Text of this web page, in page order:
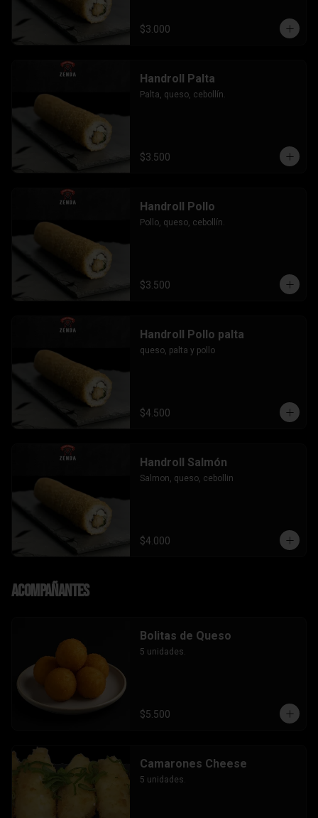
$3.000
Handroll Palta
Palta, queso, cebollín.
$3.500
Handroll Pollo
Pollo, queso, cebollín.
$3.500
Handroll Pollo palta
queso, palta y pollo
$4.500
Handroll Salmón
Salmon, queso, cebollin
$4.000
Acompañantes
Bolitas de Queso
5 unidades.
$5.500
Camarones Cheese
5 unidades.